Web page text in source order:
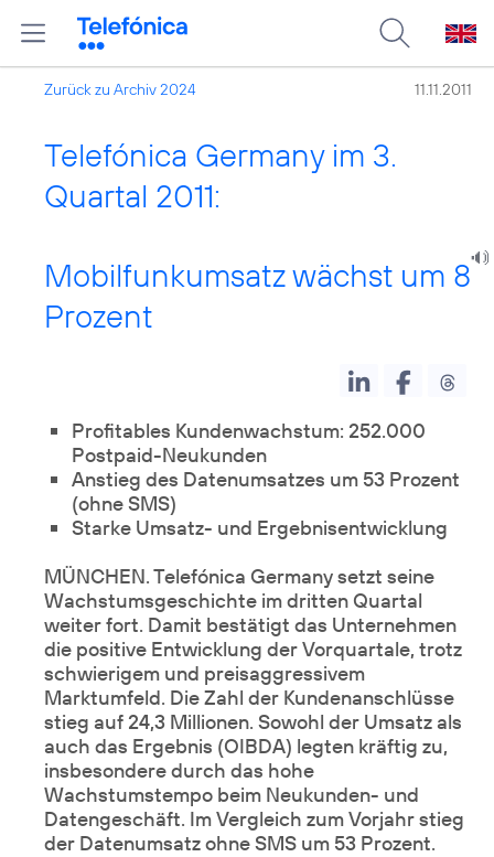
Zurück zu Archiv 2024 11.11.2011
Telefónica Germany im 3.
Quartal 2011:
Mobilfunkumsatz wächst um 8
Prozent
Profitables Kundenwachstum: 252.000
Postpaid-Neukunden
Anstieg des Datenumsatzes um 53 Prozent
(ohne SMS)
Starke Umsatz- und Ergebnisentwicklung
MÜNCHEN. Telefónica Germany setzt seine
Wachstumsgeschichte im dritten Quartal
weiter fort. Damit bestätigt das Unternehmen
die positive Entwicklung der Vorquartale, trotz
schwierigem und preisaggressivem
Marktumfeld. Die Zahl der Kundenanschlüsse
stieg auf 24,3 Millionen. Sowohl der Umsatz als
auch das Ergebnis (OIBDA) legten kräftig zu,
insbesondere durch das hohe
Wachstumstempo beim Neukunden- und
Datengeschäft. Im Vergleich zum Vorjahr stieg
der Datenumsatz ohne SMS um 53 Prozent.